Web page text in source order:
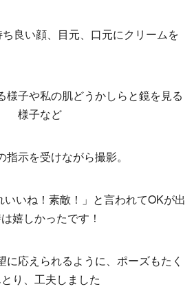
良い顔、目元、口元にクリームを
様子や私の肌どうかしらと鏡を見る
様子など
指示を受けながら撮影。
いね！素敵！」と言われてOKが出
嬉しかったです！
に応えられるように、ポーズもたく
り、工夫しました